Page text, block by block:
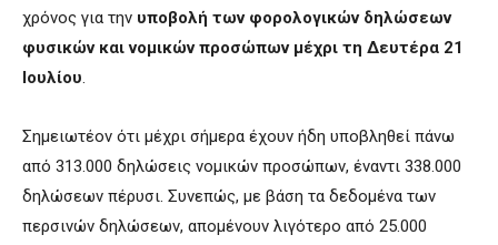
χρόνος για την υποβολή των φορολογικών δηλώσεων
φυσικών και νομικών προσώπων μέχρι τη Δευτέρα 21
Ιουλίου.
Σημειωτέον ότι μέχρι σήμερα έχουν ήδη υποβληθεί πάνω
από 313.000 δηλώσεις νομικών προσώπων, έναντι 338.000
δηλώσεων πέρυσι. Συνεπώς, με βάση τα δεδομένα των
περσινών δηλώσεων, απομένουν λιγότερο από 25.000